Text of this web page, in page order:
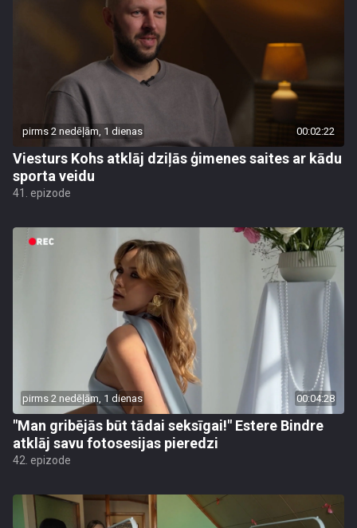
pirms 2 nedēļām, 1 dienas 00:02:22
Viesturs Kohs atklāj dziļās ģimenes saites ar kādu
sporta veidu
41. epizode
pirms 2 nedēļām, 1 dienas 00:04:28
"Man gribējās būt tādai seksīgai!" Estere Bindre
atklāj savu fotosesijas pieredzi
42. epizode